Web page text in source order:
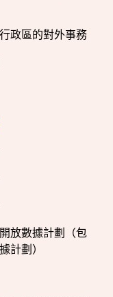
政區的對外事務
放數據計劃（包
計劃）